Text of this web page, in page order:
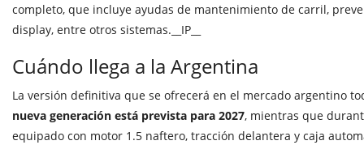
completo, que incluye ayudas de mantenimiento de carril,
display, entre otros sistemas.__IP__
Cuándo llega a la Argentina
La versión definitiva que se ofrecerá en el mercado argentino
nueva generación está prevista para 2027, mientras que
equipado con motor 1.5 naftero, tracción delantera y caja